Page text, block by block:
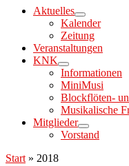
Aktuelles
Kalender
Zeitung
Veranstaltungen
KNK
Informationen
MiniMusi
Blockflöten-
Musikalische
Mitglieder
Vorstand
Start » 2018